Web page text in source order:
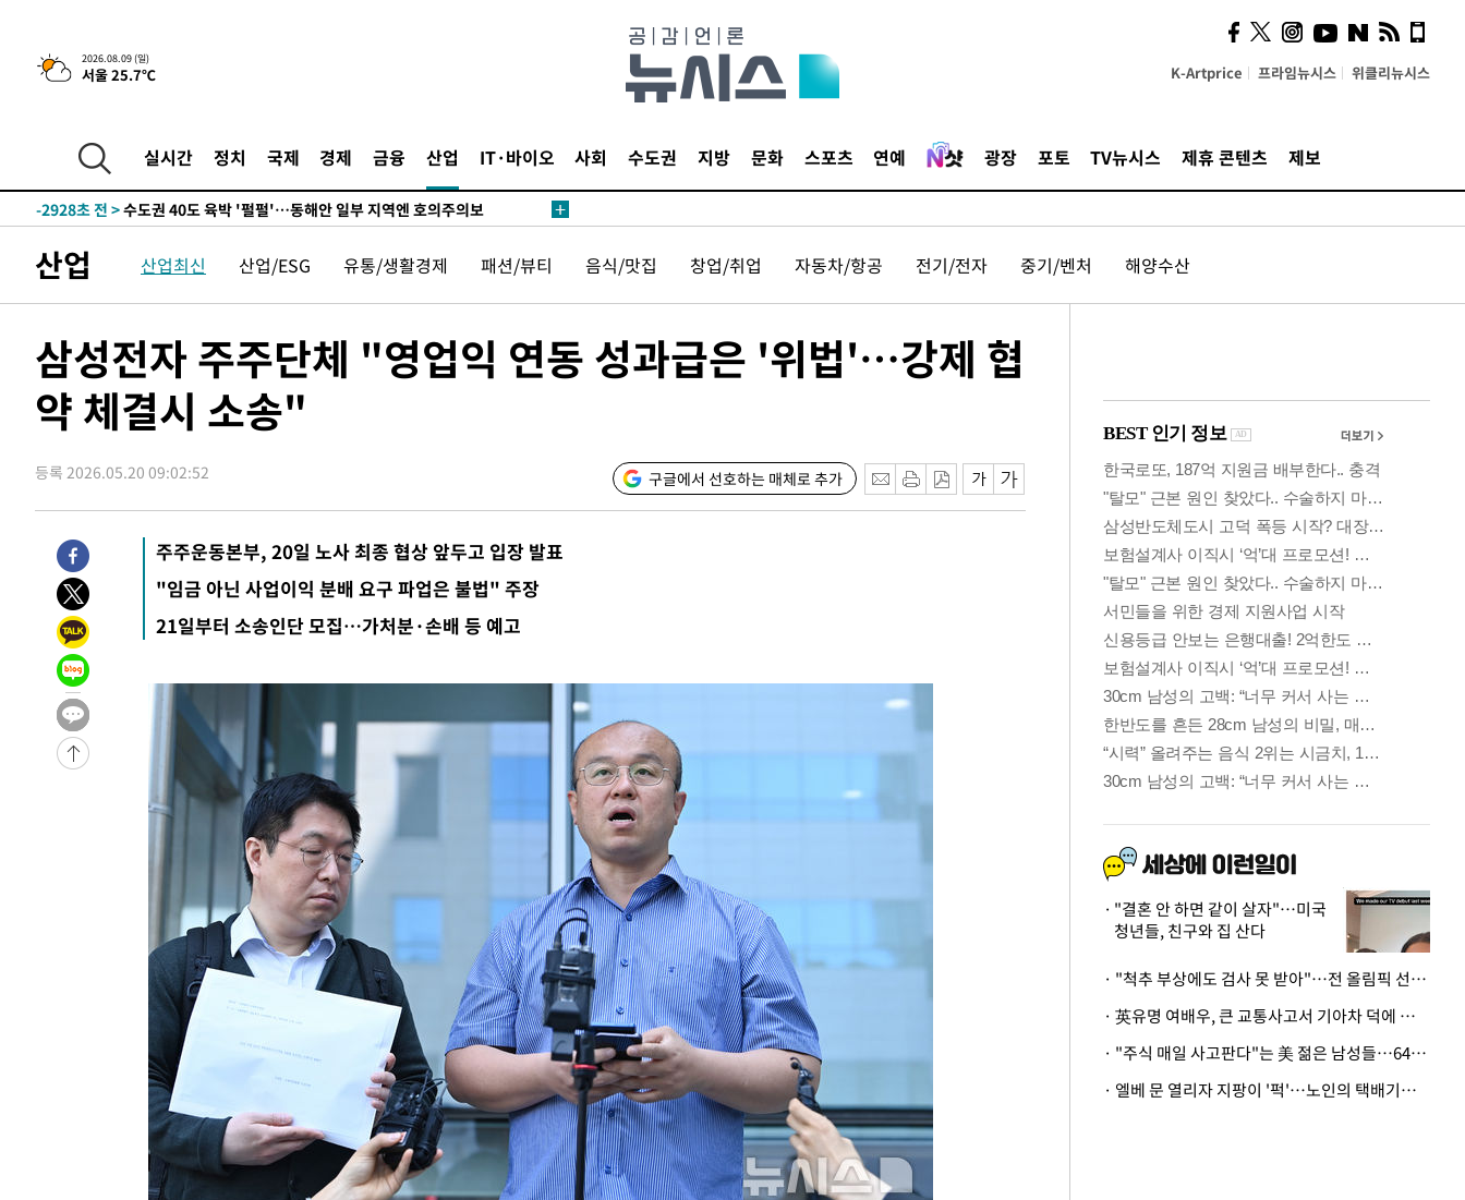
2026.08.09 (일)
서울 25.7℃ K-Artprice 프라임뉴시스 위클리뉴시스
실시간 정치 국제 경제 금융 산업 IT·바이오 사회 수도권 지방 문화 스포츠 연예 광장 포토 TV뉴시스 제휴 콘텐츠 제보
42.08%·宋 10.17%
-10167초 전 >이강인 "아틀레티코 이적 기뻐…등번호 7번 의미보단 팀 위해 뛸
것"
-10102초 전 >
-3146초 전 >
[속보]이강인 "감독님이 원하는 마음 느꼈고, 많은 트로피 원해 아틀
레티코 이적"
-2928초 전 >
수도권 40도 육박 '펄펄'…동해안 일부 지역엔 호의주의보
-1897초 전 >온열질환 사망자 3명 늘어…누적 환자 3000명 돌파
2시간 전 >
백운산서 80년근 천종산삼 9뿌리 발견…감정가 1.3억원
2시간 전 >선재도서 해루질 나섰다 실종 60대, 닷새 만에 숨진 채 발견
3시간 전 >여수 오동도 해상서 모터보트 전복…1명 사망·1명 실종
4시간 전 >극한폭염 한풀 꺾이지만…'낮 최고 35도' 무더위, 열대야 계속[다음주
날씨]
5시간 전 >축구협회 "압수수색·성접대 논란 사과…쇄신의 기회로 삼겠다"
9시간 전 >
11시간 전 >[속보]뉴욕증시 상승 마감…S&P 0.6% 나스닥 1.3%↑
-20371초 전 > 이란 "호르무즈 재개방 합의 근접…美 배상 선행돼야"
-11418초 전 >
[속보]與최고위원 제주·인천 순회경선…박선원·최민희·서미화·
한민수·김용 순
-11371초 전 >
청래 44.56%
-10653초 전 >
[속보]與 대표 경선 제주·인천 당원투표…金 47.75%·鄭
42.08%·宋 10.17%
-10187초 전 >
-10122초 전 >
-3896초 전 >
낮 최고 35도 '무더위'…동해안 시간당 30㎜ '강한 비'[내일날씨]
-3166초 전 >
[속보]이강인 "감독님이 원하는 마음 느꼈고, 많은 트로피 원해 아틀
수도권 40도 육박 '펄펄'…동해안 일부 지역엔 호의주의보
온열질환 사망자 3명 늘어…누적 환자 3000명 돌파
강릉에 시간당 81.4㎜ 물폭탄…도로 잠기고 담벼락 붕괴
백운산서 80년근 천종산삼 9뿌리 발견…감정가 1.3억원
선재도서 해루질 나섰다 실종 60대, 닷새 만에 숨진 채 발견
남자 농구, 나고야 아시안게임서 '홈팀' 일본과 한일전
여수 오동도 해상서 모터보트 전복…1명 사망·1명 실종
극한폭염 한풀 꺾이지만…'낮 최고 35도' 무더위, 열대야 계속[다음주
축구협회 "압수수색·성접대 논란 사과…쇄신의 기회로 삼겠다"
[속보]'압수수색·성접대 논란' 축구협회 "실망과 걱정 안겨드려 죄송"
'최고 37도' 폭염 지속…강원동해안 최대 150㎜ 비
[속보]뉴욕증시 상승 마감…S&P 0.6% 나스닥 1.3%↑
산업 산업최신 산업/ESG 유통/생활경제 패션/뷰티 음식/맛집 창업/취업 자동차/항공 전기/전자 중기/벤처 해양수산
삼성전자 주주단체 "영업익 연동 성과급은 '위법'…강제 협
약 체결시 소송"
등록 2026.05.20 09:02:52 구글에서 선호하는 매체로 추가
주주운동본부, 20일 노사 최종 협상 앞두고 입장 발표
"임금 아닌 사업이익 분배 요구 파업은 불법" 주장
21일부터 소송인단 모집…가처분·손배 등 예고
사이 해답 찾았죠"…알을
깨고 나온 '초자아'
"결혼 안 하면 같이 살자"…미국
청년들, 친구와 집 산다
· "척추 부상에도 검사 못 받아"…전 올림픽 선수, 美봅슬레이협회 상대 소송
· 英유명 여배우, 큰 교통사고서 기아차 덕에 살았다
· "주식 매일 사고판다"는 美 젊은 남성들…64%가 "나는 인생의 패배자“
· 엘베 문 열리자 지팡이 '퍽'…노인의 택배기사 폭행 이유